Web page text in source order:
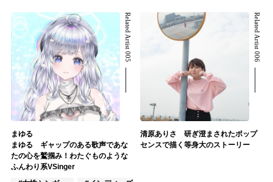
Related Artist 005
まゆる
まゆる ギャップのある歌声であな
たの心を鷲掴み！わたぐものような
ふんわり系VSinger
Related Artist 006
清原ありさ 研ぎ澄まされたポップ
センスで描く等身大のストーリー